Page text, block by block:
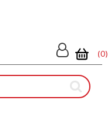
(0)